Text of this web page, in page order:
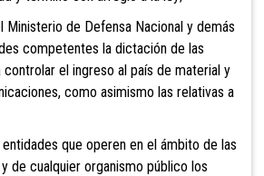
de Defensa Nacional y demás
competentes la dictación de las
controlar el ingreso al país de material y
como asimismo las relativas a
que operen en el ámbito de las
de cualquier organismo público los